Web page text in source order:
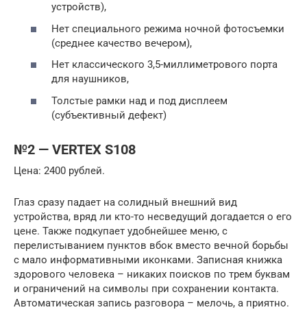
устройств),
Нет специального режима ночной фотосъемки
(среднее качество вечером),
Нет классического 3,5-миллиметрового порта
для наушников,
Толстые рамки над и под дисплеем
(субъективный дефект)
№2 — VERTEX S108
Цена: 2400 рублей.
Глаз сразу падает на солидный внешний вид
устройства, вряд ли кто-то несведущий догадается о его
цене. Также подкупает удобнейшее меню, с
перелистыванием пунктов вбок вместо вечной борьбы
с мало информативными иконками. Записная книжка
здорового человека – никаких поисков по трем буквам
и ограничений на символы при сохранении контакта.
Автоматическая запись разговора – мелочь, а приятно.